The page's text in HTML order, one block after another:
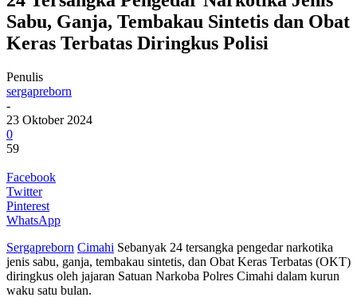
Sabu, Ganja, Tembakau Sintetis dan Obat
Keras Terbatas Diringkus Polisi
Penulis
sergapreborn
-
23 Oktober 2024
0
59
Facebook
Twitter
Pinterest
WhatsApp
Sergapreborn Cimahi Sebanyak 24 tersangka pengedar narkotika
jenis sabu, ganja, tembakau sintetis, dan Obat Keras Terbatas (OKT)
diringkus oleh jajaran Satuan Narkoba Polres Cimahi dalam kurun
waku satu bulan.